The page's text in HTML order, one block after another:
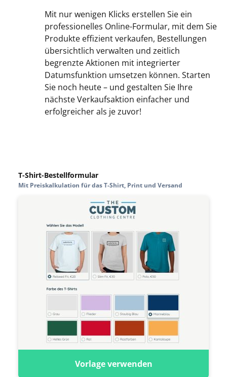
Mit nur wenigen Klicks erstellen Sie ein
professionelles Online-Formular, mit dem Sie
Produkte effizient verkaufen, Bestellungen
übersichtlich verwalten und zeitlich
begrenzte Aktionen mit integrierter
Datumsfunktion umsetzen können. Starten
Sie noch heute – und gestalten Sie Ihre
nächste Verkaufsaktion einfacher und
erfolgreicher als je zuvor!
T-Shirt-Bestellformular
Mit Preiskalkulation für das T-Shirt, Print und Versand
Vorlage verwenden